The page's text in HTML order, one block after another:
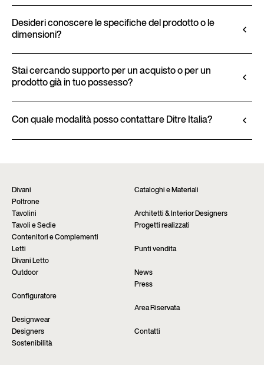
i propri prodotti tramite il Configuratore 3D.
Questo strumento permette non solo di visualizzare
il prodotto con le finiture e i rivestimenti selezionati,
ma anche di scaricare i modelli 2D e 3D, ove
disponibili, per un facile inserimento nel progetto.
Desideri conoscere le specifiche del prodotto o le
dimensioni?
caratteristiche dei materiali, le finiture e le
imbottiture, sono disponibili nella scheda tecnica del
prodotto.
Visualizza la scheda tecnica
Stai cercando supporto per un acquisto o per un
prodotto già in tuo possesso?
esclusivamente presso i rivenditori autorizzati, che
Con quale modalità posso contattare Ditre Italia?
Richiedi informazioni
Divani
Cataloghi e Materiali
Poltrone
Tavolini
Architetti & Interior Designers
Tavoli e Sedie
Progetti realizzati
Contenitori e Complementi
Letti
Punti vendita
Divani Letto
Outdoor
News
Press
Configuratore
Area Riservata
Designwear
Designers
Contatti
Sostenibilità